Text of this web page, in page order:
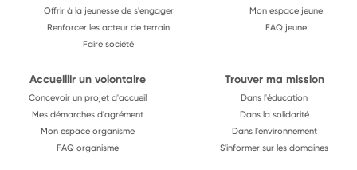
Offrir à la jeunesse de s'engager
Renforcer les acteur de terrain
Faire société
Mon espace jeune
FAQ jeune
Accueillir un volontaire
Concevoir un projet d'accueil
Mes démarches d'agrément
Mon espace organisme
FAQ organisme
Trouver ma mission
Dans l'éducation
Dans la solidarité
Dans l'environnement
S'informer sur les domaines